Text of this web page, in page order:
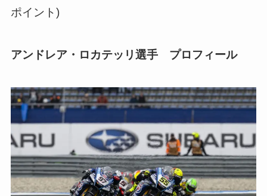
ポイント)
アンドレア・ロカテッリ選手 プロフィール